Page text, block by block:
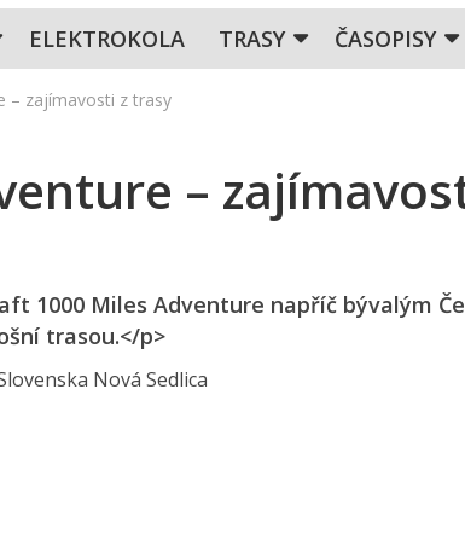
ELEKTROKOLA TRASY ČASOPISY
– zajímavosti z trasy
–
1000 Miles Adventure napříč bývalým
trasou.</p>
Nová Sedlica